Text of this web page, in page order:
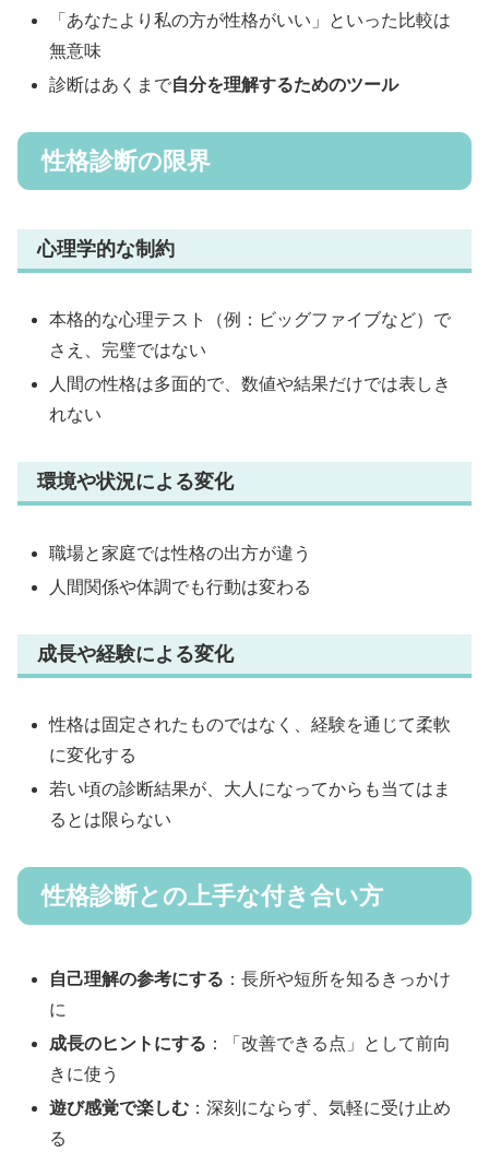
「あなたより私の方が性格がいい」といった比較は
無意味
診断はあくまで自分を理解するためのツール
性格診断の限界
心理学的な制約
本格的な心理テスト（例：ビッグファイブなど）で
さえ、完璧ではない
人間の性格は多面的で、数値や結果だけでは表しき
れない
環境や状況による変化
職場と家庭では性格の出方が違う
人間関係や体調でも行動は変わる
成長や経験による変化
性格は固定されたものではなく、経験を通じて柔軟
に変化する
若い頃の診断結果が、大人になってからも当てはま
るとは限らない
性格診断との上手な付き合い方
自己理解の参考にする ：長所や短所を知るきっかけ
に
成長のヒントにする ：「改善できる点」として前向
きに使う
遊び感覚で楽しむ ：深刻にならず、気軽に受け止め
る